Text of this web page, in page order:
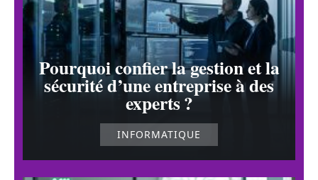
Pourquoi confier la gestion et la
sécurité d’une entreprise à des
experts ?
INFORMATIQUE